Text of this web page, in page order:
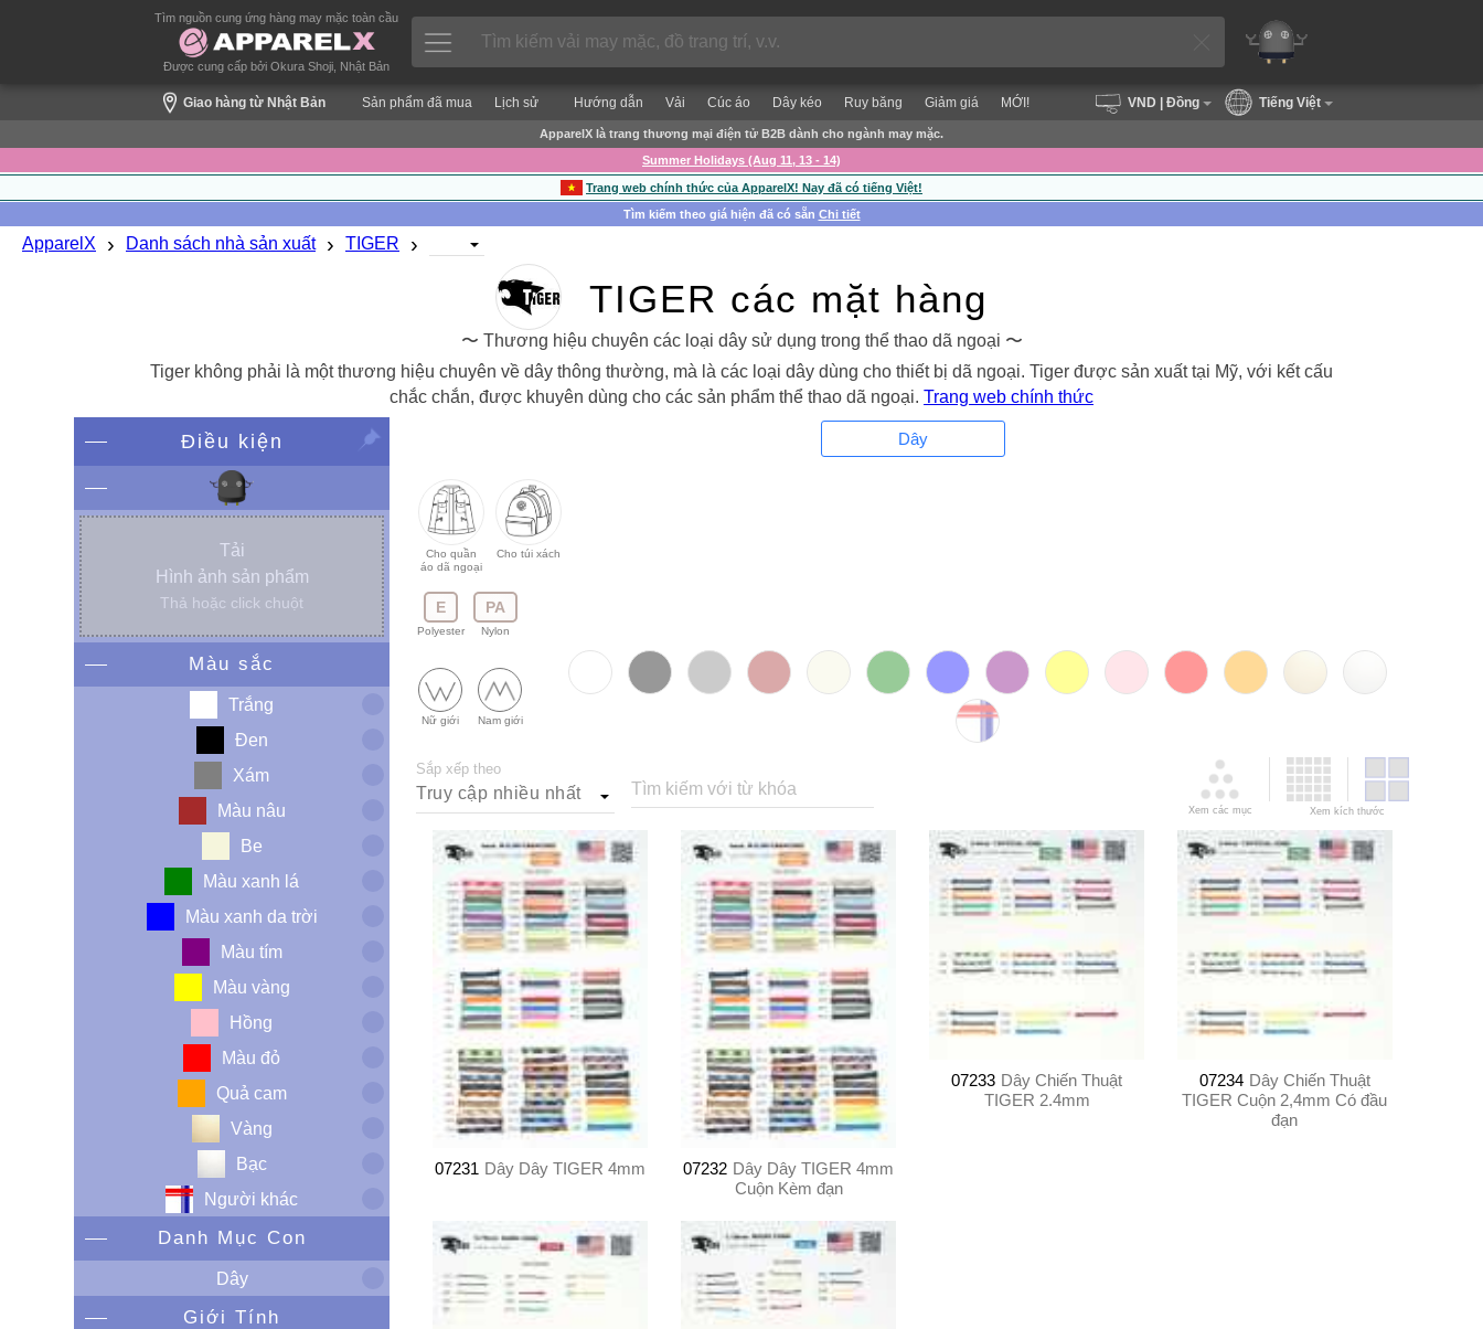
Tìm nguồn cung ứng hàng may mặc toàn cầu
Được cung cấp bởi Okura Shoji, Nhật Bản
Giao hàng từ Nhật Bản Sản phẩm đã mua Lịch sử Hướng dẫn Vải Cúc áo Dây kéo Ruy băng Giảm giá MỚI! VND | Đồng Tiếng Việt
ApparelX là trang thương mại điện tử B2B dành cho ngành may mặc.
Summer Holidays (Aug 11, 13 - 14)
Trang web chính thức của ApparelX! Nay đã có tiếng Việt!
Tìm kiếm theo giá hiện đã có sẵn Chi tiết
ApparelX › Danh sách nhà sản xuất › TIGER ›
TIGER các mặt hàng
〜 Thương hiệu chuyên các loại dây sử dụng trong thể thao dã ngoại 〜
Tiger không phải là một thương hiệu chuyên về dây thông thường, mà là các loại dây dùng cho thiết bị dã ngoại. Tiger được sản xuất tại Mỹ, với kết cấu
chắc chắn, được khuyên dùng cho các sản phẩm thể thao dã ngoại. Trang web chính thức
Điều kiện
Tải
Hình ảnh sản phẩm
Thả hoặc click chuột
Màu sắc
Trắng
Đen
Xám
Màu nâu
Be
Màu xanh lá
Màu xanh da trời
Màu tím
Màu vàng
Hồng
Màu đỏ
Quả cam
Vàng
Bạc
Người khác
Danh Mục Con
Dây
Giới Tính
Dây
Cho quần
áo dã ngoại
Cho túi xách
E
Polyester
PA
Nylon
Nữ giới Nam giới
Sắp xếp theo
Tìm kiếm với từ khóa
Xem các mục Xem kích thước
07231 Dây Dây TIGER 4mm 07232 Dây Dây TIGER 4mm
Cuộn Kèm đạn
07233 Dây Chiến Thuật
TIGER 2.4mm
07234 Dây Chiến Thuật
TIGER Cuộn 2,4mm Có đầu
đạn